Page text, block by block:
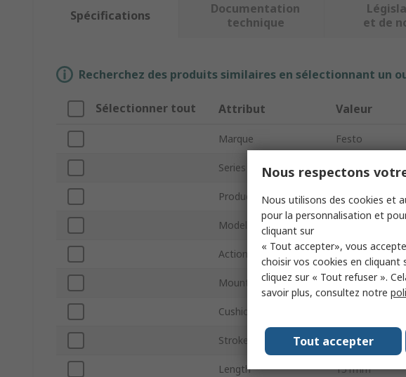
Spécifications
Documentation
technique
et de
Recherchez des produits similaires en sélectionnant un
Sélectionner tout Attribut Valeur
Marque Festo
Series DSNU
Product Type Pneumatic
Model Number
Action Type Double Acting
Mount Type Flange, Front,
Cushioning Type
Stroke Length 500mm
Length 151mm
Nous respectons
Nous utilisons des cookies et
pour la personnalisation et
cliquant sur
« Tout accepter», vous
choisir vos cookies en cliquant
cliquez sur « Tout refuser ».
savoir plus, consultez notre
Tout accepter